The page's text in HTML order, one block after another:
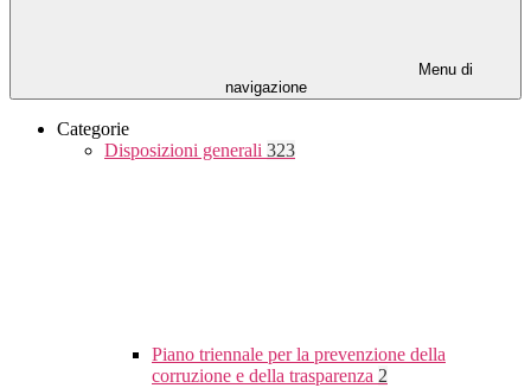
Menu di
navigazione
Categorie
Disposizioni generali 323
Piano triennale per la prevenzione della
corruzione e della trasparenza 2